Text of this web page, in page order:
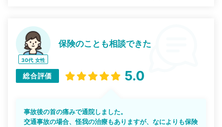
30代 女性
保険のことも相談できた
総合評価 5.0
事故後の首の痛みで通院しました。
交通事故の場合、怪我の治療もありますが、なによりも保険